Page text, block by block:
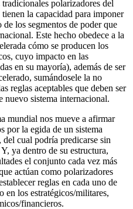
polarizadores del
la capacidad para imponer
los segmentos de poder que
Este hecho obedece a la
cómo se producen los
cuyo impacto en las
en su mayoría), además de ser
sumándosele la no
reglas aceptables que deben ser
nuevo sistema internacional.
mundial nos mueve a afirmar
por la egida de un sistema
cual podría predicarse sin
ya dentro de su estructura,
el conjunto cada vez más
actúan como polarizadores
reglas en cada uno de
en los estratégicos/militares,
financieros.